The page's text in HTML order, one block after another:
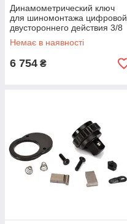
Динамометрический ключ
для шиномонтажа цифровой
двустороннего действия 3/8
(4.25- 85Нм) PROTESTER
AWJ3-085
Немає в наявності
6 754 ₴